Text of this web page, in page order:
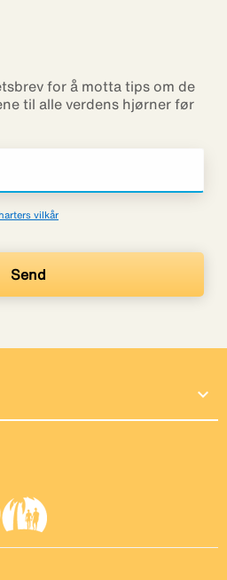
for å motta tips om de
til alle verdens hjørner før
vilkår
expand_more